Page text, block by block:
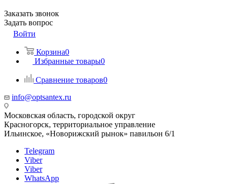
Заказать звонок
Задать вопрос
Войти
Корзина0
Избранные товары0
Сравнение товаров0
info@optsantex.ru
Московская область, городской округ
Красногорск, территориальное управление
Ильинское, «Новорижский рынок» павильон 6/1
Telegram
Viber
Viber
WhatsApp